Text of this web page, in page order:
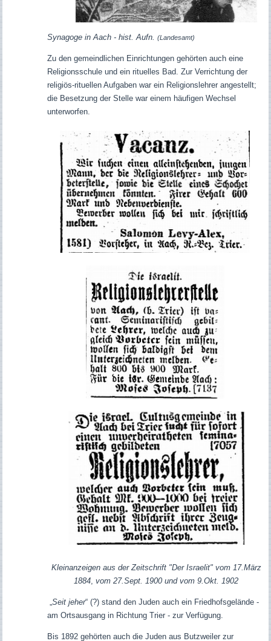
Synagoge in Aach - hist. Aufn. (Landesamt)
Zu den gemeindlichen Einrichtungen gehörten auch eine
Religionsschule und ein rituelles Bad. Zur Verrichtung der
religiös-rituellen Aufgaben war ein Religionslehrerangestellt;
die Besetzung der Stelle war einem häufigen Wechsel
unterworfen.
Kleinanzeigen aus der Zeitschrift "Der Israelit" vom 17.März
1884 ,vom 27.Sept. 1900 und vom 9.Okt. 1902
Seit jeher“ (?) stand den Juden auch ein Friedhofsgelände -
am Ortsausgang in Richtung Trier - zur Verfügung.
Bis 1892 gehörten auch die Juden aus Butzweiler zur